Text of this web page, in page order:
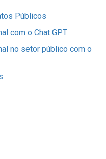
Públicos
com o Chat GPT
no setor público com o